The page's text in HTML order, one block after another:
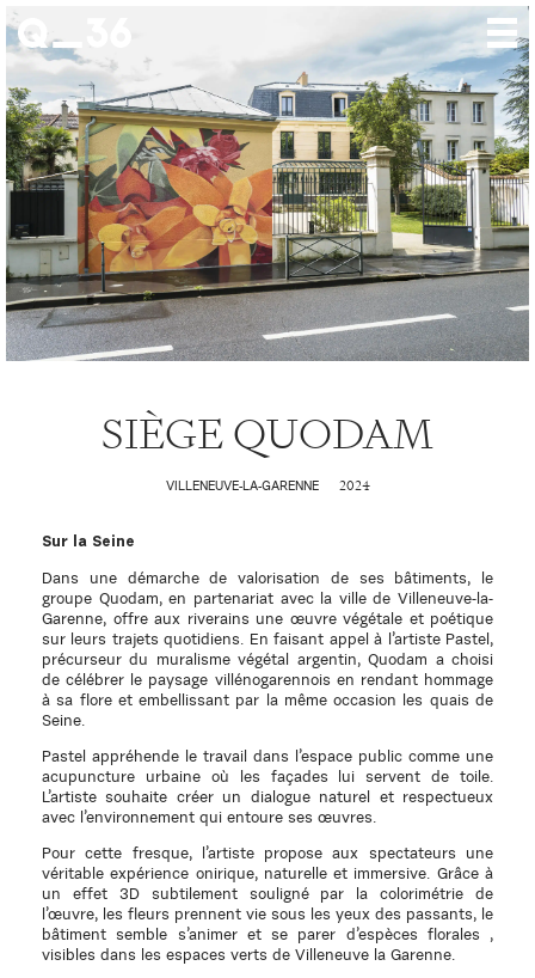
Nos créations
Nos talents
Où nous trouver
Nos expositions
À propos
Presse
SIÈGE QUODAM
VILLENEUVE-LA-GARENNE 2024
Sur la Seine
Dans une démarche de valorisation de ses bâtiments, le
groupe Quodam, en partenariat avec la ville de Villeneuve-la-
Garenne, offre aux riverains une œuvre végétale et poétique
sur leurs trajets quotidiens. En faisant appel à l’artiste Pastel,
précurseur du muralisme végétal argentin, Quodam a choisi
de célébrer le paysage villénogarennois en rendant hommage
à sa flore et embellissant par la même occasion les quais de
Seine.
Pastel appréhende le travail dans l’espace public comme une
acupuncture urbaine où les façades lui servent de toile.
L’artiste souhaite créer un dialogue naturel et respectueux
avec l’environnement qui entoure ses œuvres.
Pour cette fresque, l’artiste propose aux spectateurs une
véritable expérience onirique, naturelle et immersive. Grâce à
un effet 3D subtilement souligné par la colorimétrie de
l’œuvre, les fleurs prennent vie sous les yeux des passants, le
bâtiment semble s’animer et se parer d’espèces florales ,
visibles dans les espaces verts de Villeneuve la Garenne.